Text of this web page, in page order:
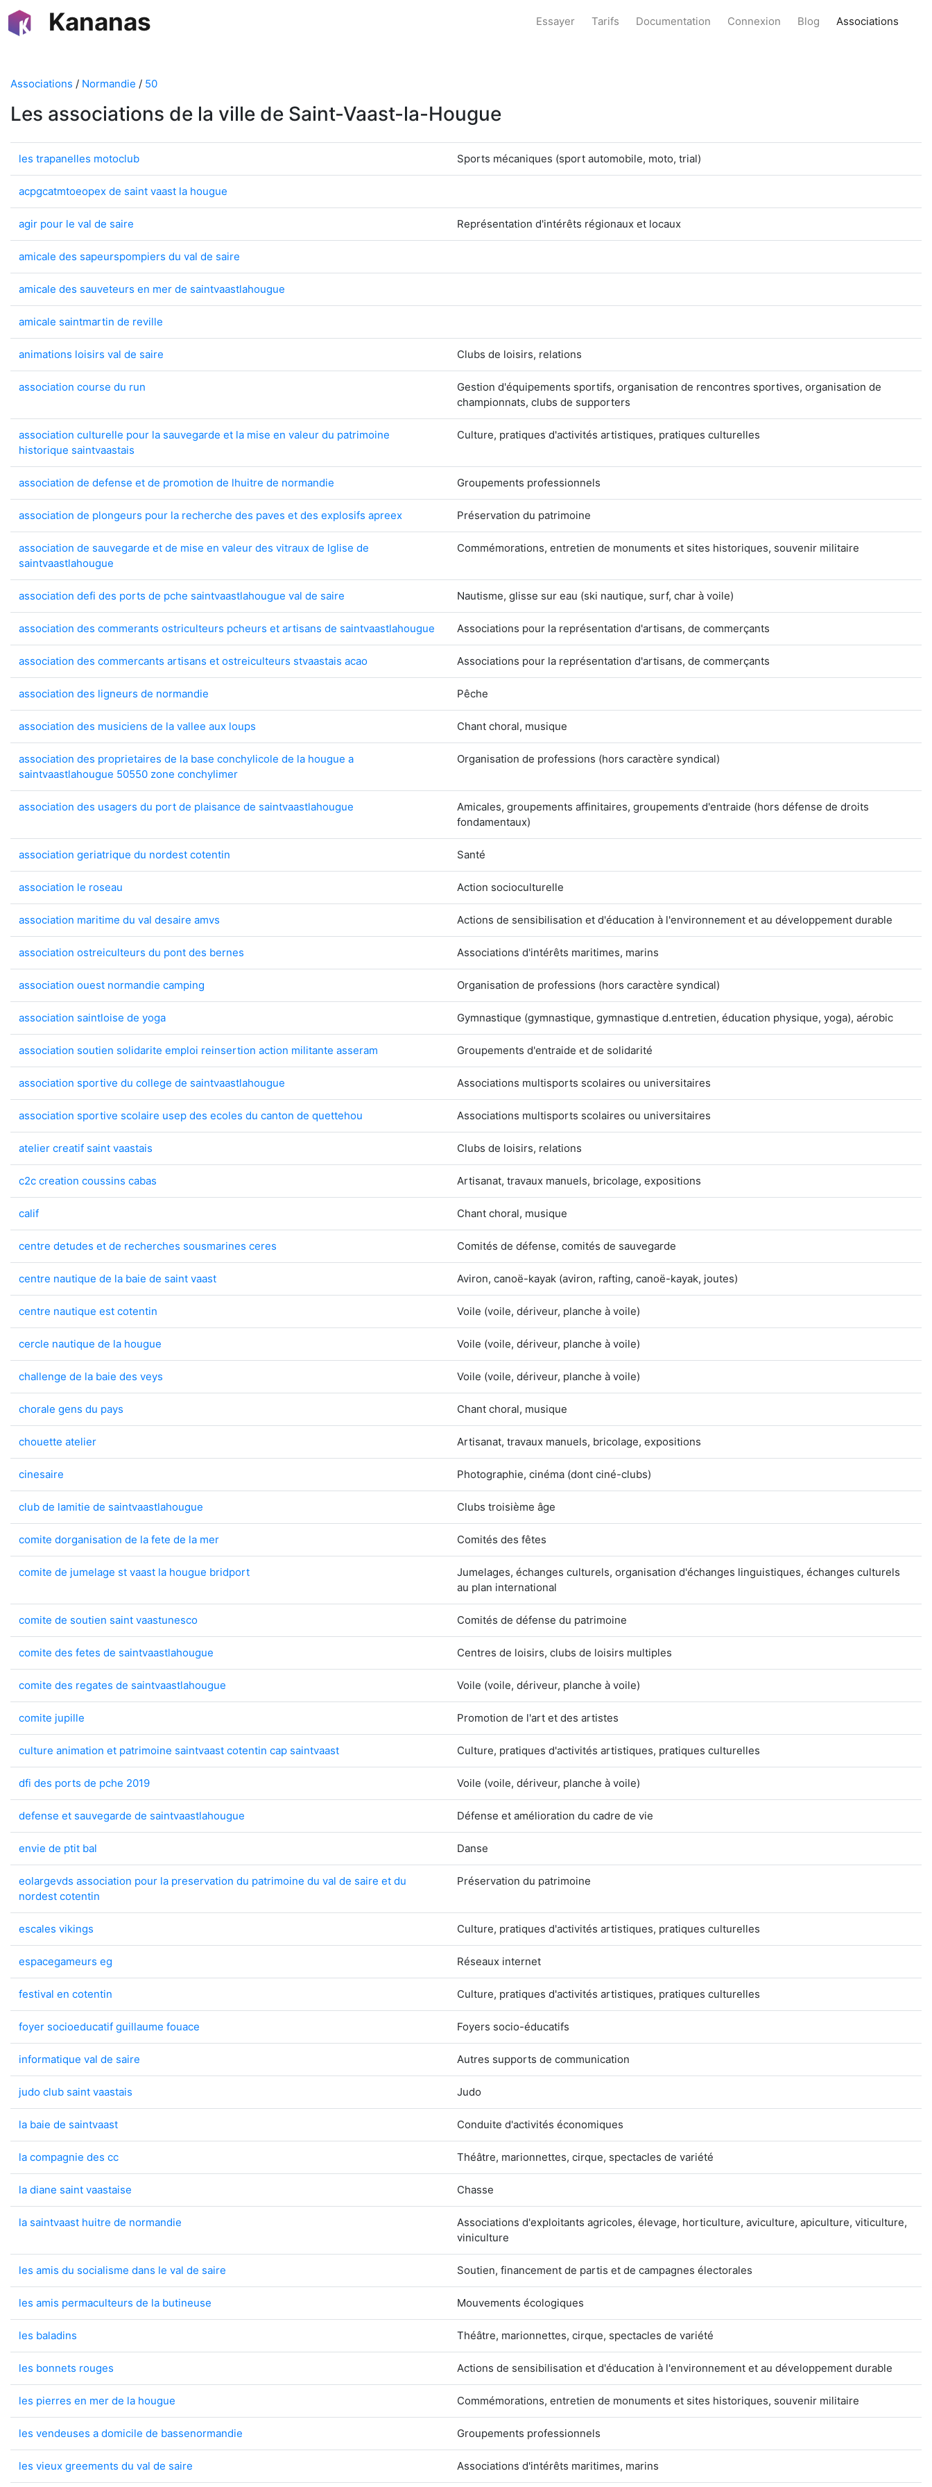
Kananas Essayer Tarifs Documentation Connexion Blog Associations
Associations / Normandie / 50
Les associations de la ville de Saint-Vaast-la-Hougue
les trapanelles motoclub Sports mécaniques (sport automobile, moto, trial)
acpgcatmtoeopex de saint vaast la hougue
agir pour le val de saire Représentation d'intérêts régionaux et locaux
amicale des sapeurspompiers du val de saire
amicale des sauveteurs en mer de saintvaastlahougue
amicale saintmartin de reville
animations loisirs val de saire Clubs de loisirs, relations
association course du run
Gestion d'équipements sportifs, organisation de rencontres sportives, organisation de
championnats, clubs de supporters
association culturelle pour la sauvegarde et la mise en valeur du patrimoine
historique saintvaastais
Culture, pratiques d'activités artistiques, pratiques culturelles
association de defense et de promotion de lhuitre de normandie Groupements professionnels
association de plongeurs pour la recherche des paves et des explosifs apreex Préservation du patrimoine
association de sauvegarde et de mise en valeur des vitraux de lglise de
saintvaastlahougue
Commémorations, entretien de monuments et sites historiques, souvenir militaire
association defi des ports de pche saintvaastlahougue val de saire Nautisme, glisse sur eau (ski nautique, surf, char à voile)
association des commerants ostriculteurs pcheurs et artisans de saintvaastlahougue Associations pour la représentation d'artisans, de commerçants
association des commercants artisans et ostreiculteurs stvaastais acao Associations pour la représentation d'artisans, de commerçants
association des ligneurs de normandie Pêche
association des musiciens de la vallee aux loups Chant choral, musique
association des proprietaires de la base conchylicole de la hougue a
saintvaastlahougue 50550 zone conchylimer
Organisation de professions (hors caractère syndical)
association des usagers du port de plaisance de saintvaastlahougue
Amicales, groupements affinitaires, groupements d'entraide (hors défense de droits
fondamentaux)
association geriatrique du nordest cotentin Santé
association le roseau Action socioculturelle
association maritime du val desaire amvs Actions de sensibilisation et d'éducation à l'environnement et au développement durable
association ostreiculteurs du pont des bernes Associations d'intérêts maritimes, marins
association ouest normandie camping Organisation de professions (hors caractère syndical)
association saintloise de yoga Gymnastique (gymnastique, gymnastique d.entretien, éducation physique, yoga), aérobic
association soutien solidarite emploi reinsertion action militante asseram Groupements d'entraide et de solidarité
association sportive du college de saintvaastlahougue Associations multisports scolaires ou universitaires
association sportive scolaire usep des ecoles du canton de quettehou Associations multisports scolaires ou universitaires
atelier creatif saint vaastais Clubs de loisirs, relations
c2c creation coussins cabas Artisanat, travaux manuels, bricolage, expositions
calif Chant choral, musique
centre detudes et de recherches sousmarines ceres Comités de défense, comités de sauvegarde
centre nautique de la baie de saint vaast Aviron, canoë-kayak (aviron, rafting, canoë-kayak, joutes)
centre nautique est cotentin Voile (voile, dériveur, planche à voile)
cercle nautique de la hougue Voile (voile, dériveur, planche à voile)
challenge de la baie des veys Voile (voile, dériveur, planche à voile)
chorale gens du pays Chant choral, musique
chouette atelier Artisanat, travaux manuels, bricolage, expositions
cinesaire Photographie, cinéma (dont ciné-clubs)
club de lamitie de saintvaastlahougue Clubs troisième âge
comite dorganisation de la fete de la mer Comités des fêtes
comite de jumelage st vaast la hougue bridport
Jumelages, échanges culturels, organisation d'échanges linguistiques, échanges culturels
au plan international
comite de soutien saint vaastunesco Comités de défense du patrimoine
comite des fetes de saintvaastlahougue Centres de loisirs, clubs de loisirs multiples
comite des regates de saintvaastlahougue Voile (voile, dériveur, planche à voile)
comite jupille Promotion de l'art et des artistes
culture animation et patrimoine saintvaast cotentin cap saintvaast Culture, pratiques d'activités artistiques, pratiques culturelles
dfi des ports de pche 2019 Voile (voile, dériveur, planche à voile)
defense et sauvegarde de saintvaastlahougue Défense et amélioration du cadre de vie
envie de ptit bal Danse
eolargevds association pour la preservation du patrimoine du val de saire et du
nordest cotentin
Préservation du patrimoine
escales vikings Culture, pratiques d'activités artistiques, pratiques culturelles
espacegameurs eg Réseaux internet
festival en cotentin Culture, pratiques d'activités artistiques, pratiques culturelles
foyer socioeducatif guillaume fouace Foyers socio-éducatifs
informatique val de saire Autres supports de communication
judo club saint vaastais Judo
la baie de saintvaast Conduite d'activités économiques
la compagnie des cc Théâtre, marionnettes, cirque, spectacles de variété
la diane saint vaastaise Chasse
la saintvaast huitre de normandie
Associations d'exploitants agricoles, élevage, horticulture, aviculture, apiculture, viticulture,
viniculture
les amis du socialisme dans le val de saire Soutien, financement de partis et de campagnes électorales
les amis permaculteurs de la butineuse Mouvements écologiques
les baladins Théâtre, marionnettes, cirque, spectacles de variété
les bonnets rouges Actions de sensibilisation et d'éducation à l'environnement et au développement durable
les pierres en mer de la hougue Commémorations, entretien de monuments et sites historiques, souvenir militaire
les vendeuses a domicile de bassenormandie Groupements professionnels
les vieux greements du val de saire Associations d'intérêts maritimes, marins